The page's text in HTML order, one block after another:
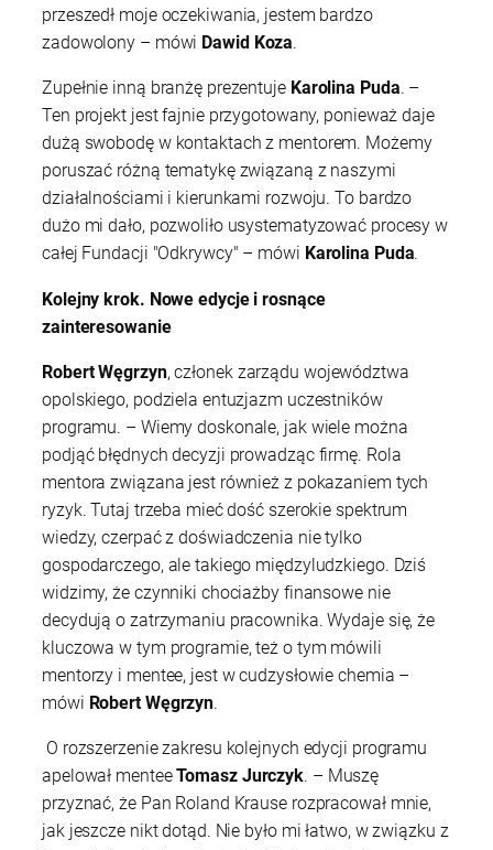
przeszedł moje oczekiwania, jestem bardzo
zadowolony – mówi Dawid Koza.
Zupełnie inną branżę prezentuje Karolina Puda. –
Ten projekt jest fajnie przygotowany, ponieważ daje
dużą swobodę w kontaktach z mentorem. Możemy
poruszać różną tematykę związaną z naszymi
działalnościami i kierunkami rozwoju. To bardzo
dużo mi dało, pozwoliło usystematyzować procesy w
całej Fundacji Odkrywcy – mówi Karolina Puda.
Kolejny krok. Nowe edycje i rosnące
zainteresowanie
Robert Węgrzyn, członek zarządu województwa
opolskiego, podziela entuzjazm uczestników
programu. – Wiemy doskonale, jak wiele można
podjąć błędnych decyzji prowadząc firmę. Rola
mentora związana jest również z pokazaniem tych
ryzyk. Tutaj trzeba mieć dość szerokie spektrum
wiedzy, czerpać z doświadczenia nie tylko
gospodarczego, ale takiego międzyludzkiego. Dziś
widzimy, że czynniki chociażby finansowe nie
decydują o zatrzymaniu pracownika. Wydaje się, że
kluczowa w tym programie, też o tym mówili
mentorzy i mentee, jest w cudzysłowie chemia –
mówi Robert Węgrzyn.
O rozszerzenie zakresu kolejnych edycji programu
apelował menteeTomasz Jurczyk. – Muszę
przyznać, że Pan Roland Krause rozpracował mnie,
jak jeszcze nikt dotąd. Nie było mi łatwo, w związku z